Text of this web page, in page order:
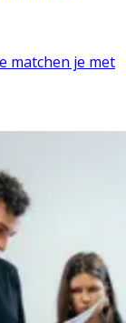
matchen je met